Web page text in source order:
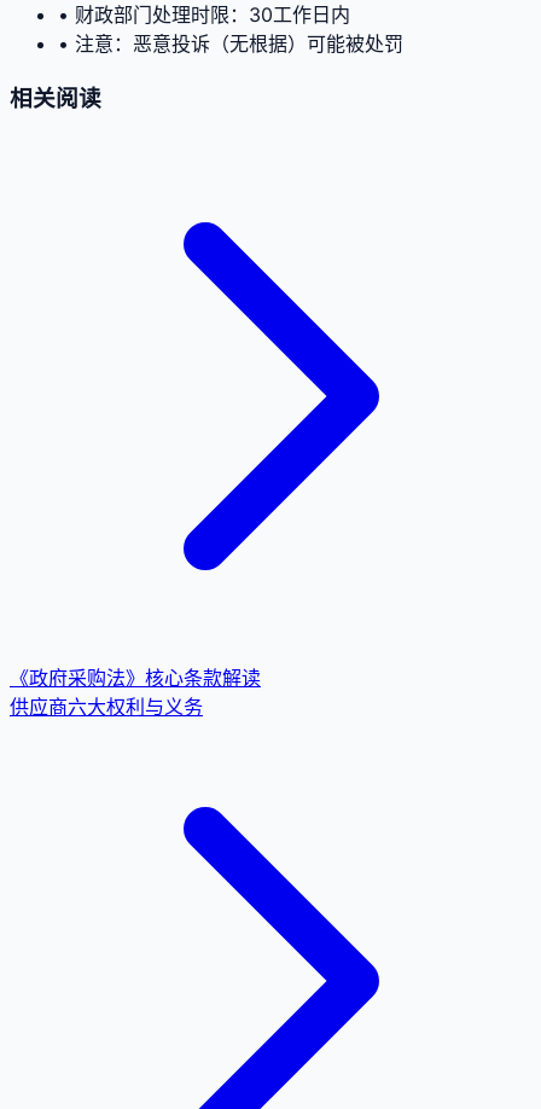
• 财政部门处理时限：30工作日内
• 注意：恶意投诉（无根据）可能被处罚
相关阅读
《政府采购法》核心条款解读
供应商六大权利与义务